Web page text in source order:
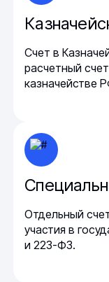
Счет в
расчетный
казначействе
Отдельный
участия в
и 223-ФЗ.